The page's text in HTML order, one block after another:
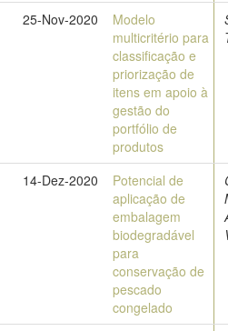
25-Nov-2020
Modelo
multicritério para
classificação e
priorização de
itens em apoio à
gestão do
portfólio de
produtos
14-Dez-2020
Potencial de
aplicação de
embalagem
biodegradável
para
conservação de
pescado
congelado